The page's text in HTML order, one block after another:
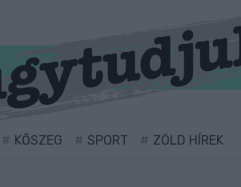
KŐSZEG SPORT ZÖLD HÍREK